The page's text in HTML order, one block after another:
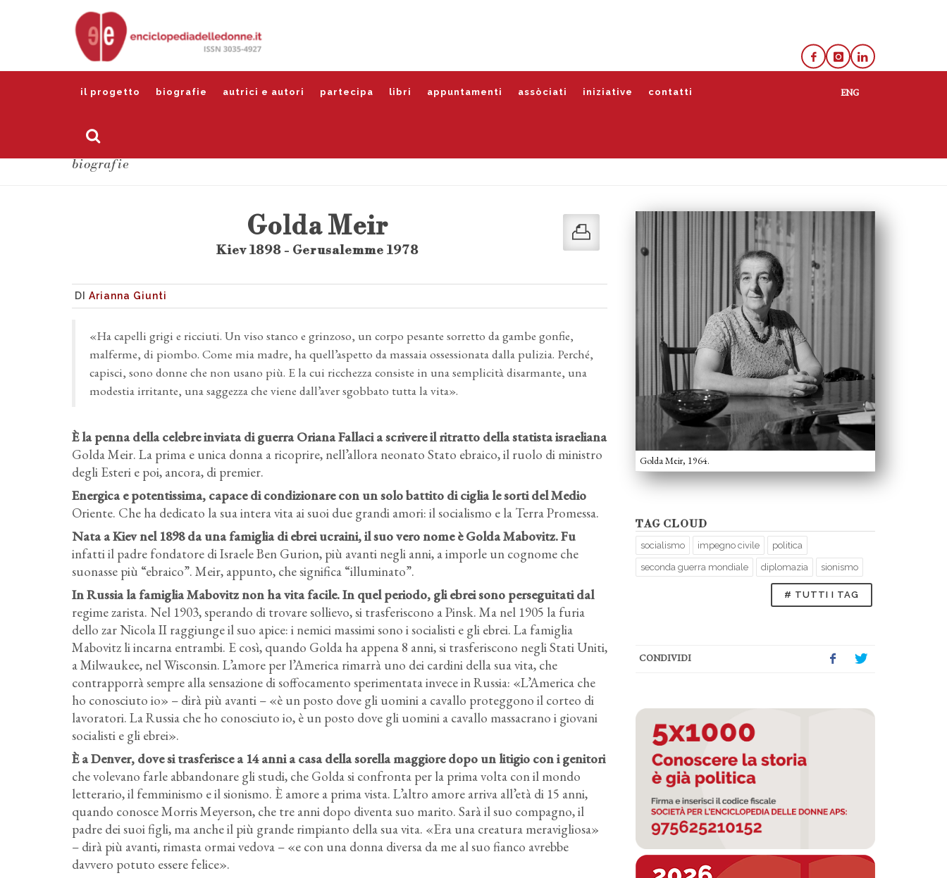
il progetto biografie autrici e autori partecipa libri appuntamenti assòciati iniziative contatti
biografie
Golda Meir, 1964.
TAG CLOUD
socialismo impegno civile politica
seconda guerra mondiale diplomazia sionismo
# TUTTI I TAG
CONDIVIDI
Golda Meir
Kiev 1898 - Gerusalemme 1978
DI Arianna Giunti
«Ha capelli grigi e ricciuti. Un viso stanco e grinzoso, un corpo pesante sorretto da gambe gonfie,
malferme, di piombo. Come mia madre, ha quell’aspetto da massaia ossessionata dalla pulizia. Perché,
capisci, sono donne che non usano più. E la cui ricchezza consiste in una semplicità disarmante, una
modestia irritante, una saggezza che viene dall’aver sgobbato tutta la vita».
È la penna della celebre inviata di guerra Oriana Fallaci a scrivere il ritratto della statista israeliana
Golda Meir. La prima e unica donna a ricoprire, nell’allora neonato Stato ebraico, il ruolo di ministro
degli Esteri e poi, ancora, di premier.
Energica e potentissima, capace di condizionare con un solo battito di ciglia le sorti del Medio
Oriente. Che ha dedicato la sua intera vita ai suoi due grandi amori: il socialismo e la Terra Promessa.
Nata a Kiev nel 1898 da una famiglia di ebrei ucraini, il suo vero nome è Golda Mabovitz. Fu
infatti il padre fondatore di Israele Ben Gurion, più avanti negli anni, a imporle un cognome che
suonasse più “ebraico”. Meir, appunto, che significa “illuminato”.
In Russia la famiglia Mabovitz non ha vita facile. In quel periodo, gli ebrei sono perseguitati dal
regime zarista. Nel 1903, sperando di trovare sollievo, si trasferiscono a Pinsk. Ma nel 1905 la furia
dello zar Nicola II raggiunge il suo apice: i nemici massimi sono i socialisti e gli ebrei. La famiglia
Mabovitz li incarna entrambi. E così, quando Golda ha appena 8 anni, si trasferiscono negli Stati Uniti,
a Milwaukee, nel Wisconsin. L’amore per l’America rimarrà uno dei cardini della sua vita, che
contrapporrà sempre alla sensazione di soffocamento sperimentata invece in Russia: «L’America che
ho conosciuto io» – dirà più avanti – «è un posto dove gli uomini a cavallo proteggono il corteo di
lavoratori. La Russia che ho conosciuto io, è un posto dove gli uomini a cavallo massacrano i giovani
socialisti e gli ebrei».
È a Denver, dove si trasferisce a 14 anni a casa della sorella maggiore dopo un litigio con i genitori
che volevano farle abbandonare gli studi, che Golda si confronta per la prima volta con il mondo
letterario, il femminismo e il sionismo. È amore a prima vista. L’altro amore arriva all’età di 15 anni,
quando conosce Morris Meyerson, che tre anni dopo diventa suo marito. Sarà il suo compagno, il
padre dei suoi figli, ma anche il più grande rimpianto della sua vita. «Era una creatura meravigliosa»
– dirà più avanti, rimasta ormai vedova – «e con una donna diversa da me al suo fianco avrebbe
davvero potuto essere felice».